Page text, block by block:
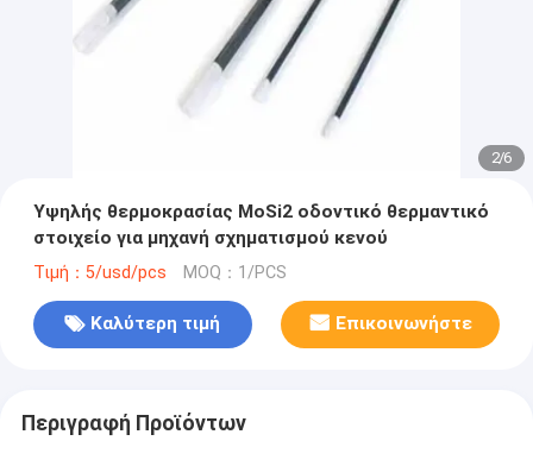
2/6
Υψηλής θερμοκρασίας MoSi2 οδοντικό θερμαντικό
στοιχείο για μηχανή σχηματισμού κενού
Τιμή：5/usd/pcs MOQ：1/PCS
Καλύτερη τιμή Επικοινωνήστε
Περιγραφή Προϊόντων